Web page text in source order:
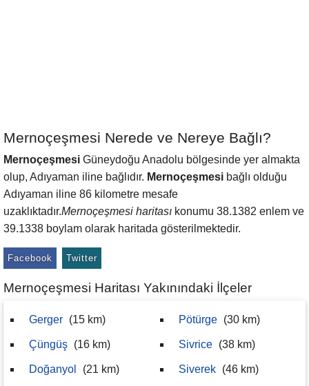
Mernoçeşmesi Nerede ve Nereye Bağlı?
Mernoçeşmesi Güneydoğu Anadolu bölgesinde yer almakta
olup, Adıyaman iline bağlıdır. Mernoçeşmesi bağlı olduğu
Adıyaman iline 86 kilometre mesafe
uzaklıktadır.Mernoçeşmesi haritası konumu 38.1382 enlem ve
39.1338 boylam olarak haritada gösterilmektedir.
Facebook Twitter
Mernoçeşmesi Haritası Yakınındaki İlçeler
Gerger (15 km)
Çüngüş (16 km)
Doğanyol (21 km)
Pötürge (30 km)
Sivrice (38 km)
Siverek (46 km)